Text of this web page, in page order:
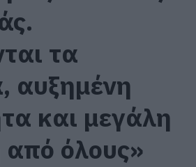
τα
αυξημένη
και μεγάλη
όλους»